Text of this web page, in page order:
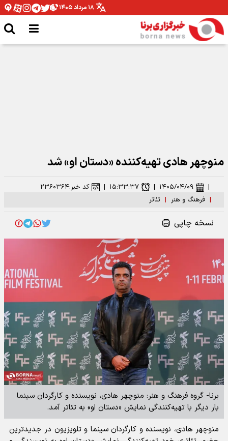
۱۸ مرداد ۱۴۰۵
منوچهر هادی تهیه‌کننده «دستان او» شد
| فرهنگ و هنر | تئاتر
| ۱۴۰۵/۰۴/۰۹ | ۱۵:۳۳:۳۷ | کد خبر:۲۳۶۰۳۶۴
نسخه چاپی
برنا- گروه فرهنگ و هنر: منوچهر هادی، نویسنده و کارگردان سینما
بار دیگر با تهیه‌کنندگی نمایش «دستان او» به تئاتر آمد.
منوچهر هادی، نویسنده و کارگردان سینما و تلویزیون در جدیدترین